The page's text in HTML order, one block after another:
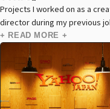
Projects I worked on as a
director during my previous
+ READ MORE +